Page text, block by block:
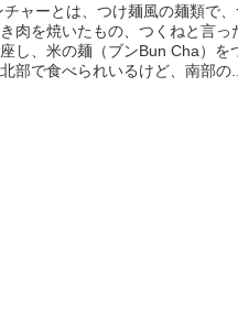
ャーとは、つけ麺風の麺類で
肉を焼いたもの、つくねと言っ
し、米の麺（ブンBun Cha）を
部で食べられいるけど、南部の...